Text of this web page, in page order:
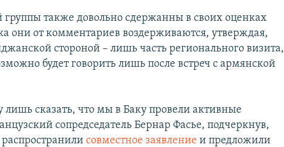
группы также довольно сдержанны в своих оценках
они от комментариев воздерживаются, утверждая,
стороной – лишь часть регионального визита,
будет говорить лишь после встреч с армянской
сказать, что мы в Баку провели активные
сопредседатель Бернар Фасье, подчеркнув,
совместное заявлениеи предложили